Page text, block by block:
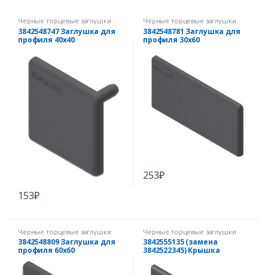
Черные торцевые заглушки
3842548747 Заглушка для
профиля 40х40
153₽
Черные торцевые заглушки
3842548781 Заглушка для
профиля 30х60
253₽
Черные торцевые заглушки
3842548809 Заглушка для
профиля 60х60
Черные торцевые заглушки
3842555135 (замена
3842522345) Крышка
черная